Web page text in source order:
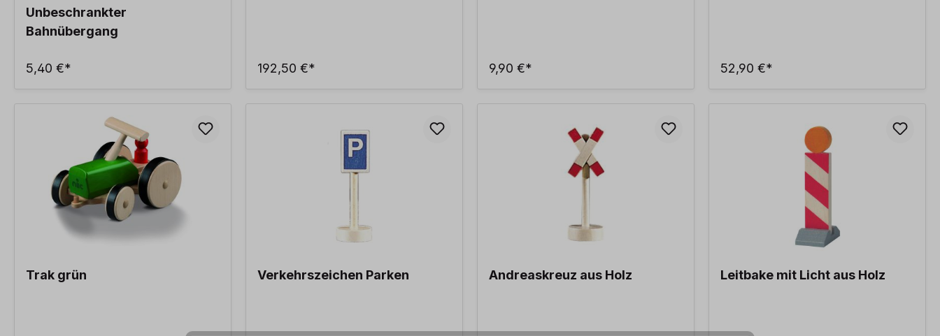
Unbeschrankter
Bahnübergang
5,40 €* 192,50 €* 9,90 €* 52,90 €*
Trak grün Verkehrszeichen Parken Andreaskreuz aus Holz Leitbake mit Licht aus Holz